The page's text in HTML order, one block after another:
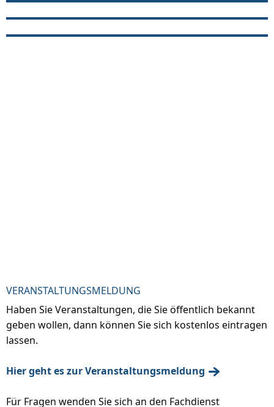
VERANSTALTUNGSMELDUNG
Haben Sie Veranstaltungen, die Sie öffentlich bekannt
geben wollen, dann können Sie sich kostenlos eintragen
lassen.
Hier geht es zur Veranstaltungsmeldung
Für Fragen wenden Sie sich an den Fachdienst